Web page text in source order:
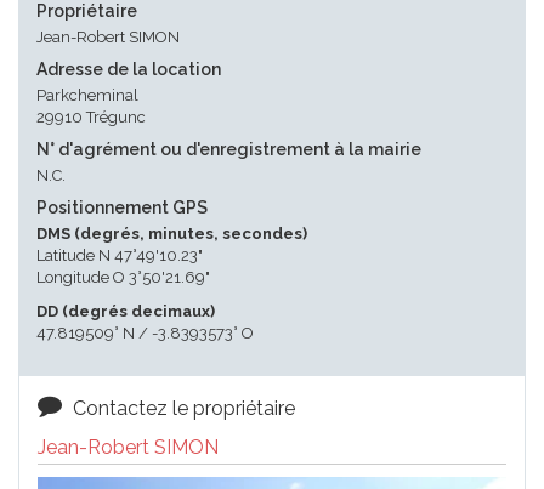
Propriétaire
Jean-Robert SIMON
Adresse de la location
Parkcheminal
29910 Trégunc
N° d'agrément ou d'enregistrement à la mairie
N.C.
Positionnement GPS
DMS (degrés, minutes, secondes)
Latitude N 47°49'10.23"
Longitude O 3°50'21.69"
DD (degrés decimaux)
47.819509° N / -3.8393573° O
Contactez le propriétaire
Jean-Robert SIMON